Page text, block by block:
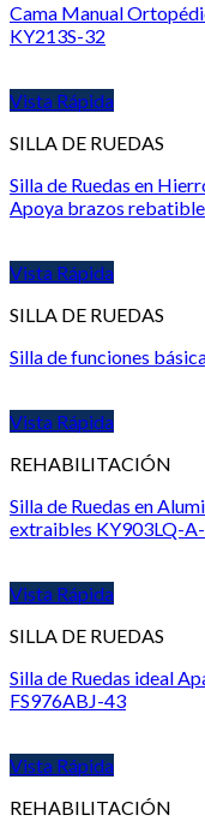
Cama Manual
KY213S-32
Vista Rápida
SILLA DE RUEDAS
Silla de Ruedas en
Apoya brazos
Vista Rápida
SILLA DE RUEDAS
Silla de funciones
Vista Rápida
REHABILITACIÓN
Silla de Ruedas en
extraibles KY903LQ-
Vista Rápida
SILLA DE RUEDAS
Silla de Ruedas ideal
FS976ABJ-43
Vista Rápida
REHABILITACIÓN